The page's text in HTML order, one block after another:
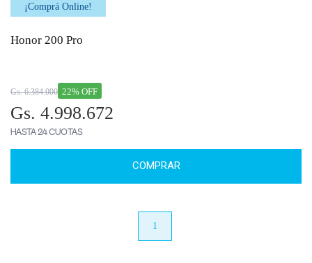
¡Comprá Online!
Honor 200 Pro
22% OFF
Gs. 6.384.000
Gs. 4.998.672
HASTA 24 CUOTAS
COMPRAR
1